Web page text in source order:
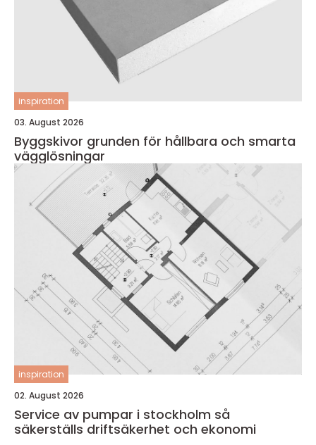
inspiration
03. August 2026
Byggskivor grunden för hållbara och smarta
vägglösningar
inspiration
02. August 2026
Service av pumpar i stockholm så
säkerställs driftsäkerhet och ekonomi